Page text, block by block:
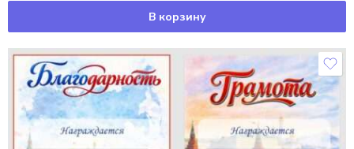
В корзину